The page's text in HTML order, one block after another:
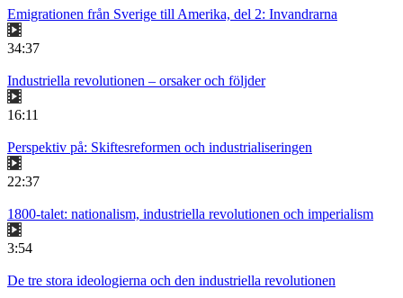
Emigrationen från Sverige till Amerika, del 2: Invandrarna
34:37
Industriella revolutionen – orsaker och följder
16:11
Perspektiv på: Skiftesreformen och industrialiseringen
22:37
1800-talet: nationalism, industriella revolutionen och imperialism
3:54
De tre stora ideologierna och den industriella revolutionen